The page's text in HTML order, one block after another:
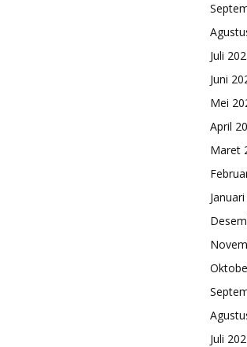
Juli
Juni
Mei
April
Maret
Juli